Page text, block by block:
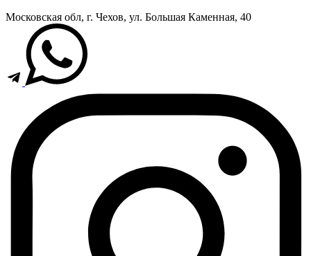
Московская обл, г. Чехов, ул. Большая Каменная, 40